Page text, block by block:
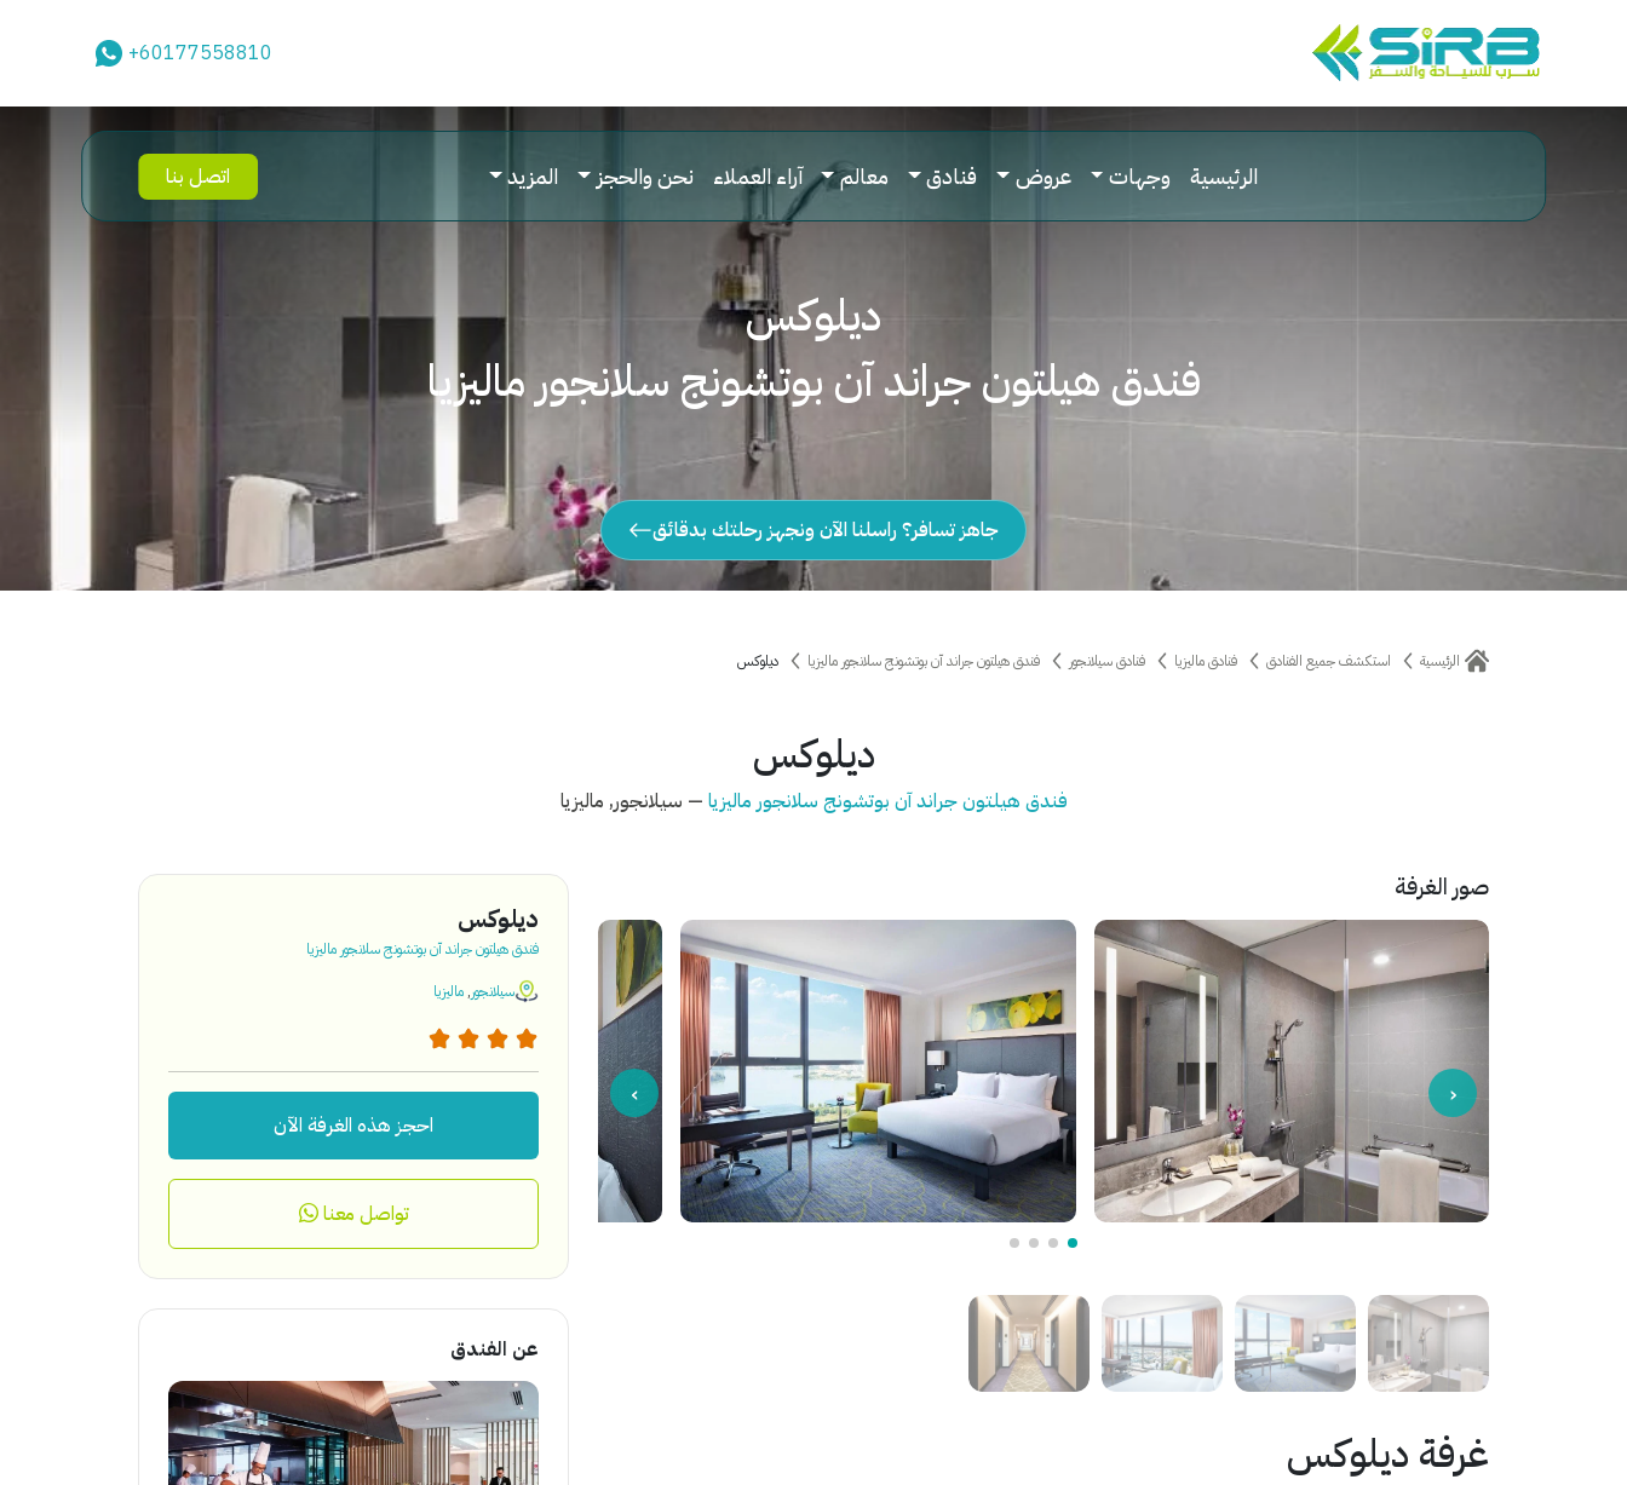
+60177558810
الرئيسية وجهات عروض فنادق معالم آراء العملاء نحن والحجز المزيد اتصل بنا
ديلوكس
فندق هيلتون جراند آن بوتشونج سلانجور ماليزيا
جاهز تسافر؟ راسلنا الآن ونجهز رحلتك بدقائق
الرئيسية استكشف جميع الفنادق فنادق ماليزيا فنادق سيلانجور فندق هيلتون جراند آن بوتشونج سلانجور ماليزيا ديلوكس
ديلوكس
فندق هيلتون جراند آن بوتشونج سلانجور ماليزيا — سيلانجور, ماليزيا
صور الغرفة
غرفة ديلوكس
ديلوكس
فندق هيلتون جراند آن بوتشونج سلانجور ماليزيا
سيلانجور, ماليزيا
احجز هذه الغرفة الآن
تواصل معنا
عن الفندق